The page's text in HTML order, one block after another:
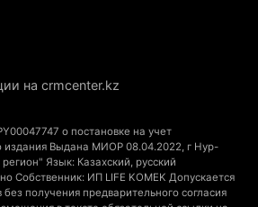
травмами эвакуировали в
области после камнепада
не загрызших ребенка в
на crmcenter.kz
о постановке на учет
издания Выдана МИОР 08.04.2022, г Нур-
Язык: Казахский, русский
Собственник: ИП LIFE KOMEK Допускается
получения предварительного согласия